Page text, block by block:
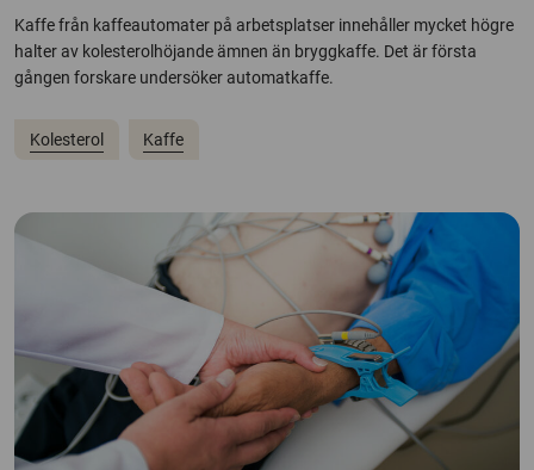
Kaffe från kaffeautomater på arbetsplatser innehåller mycket högre
halter av kolesterolhöjande ämnen än bryggkaffe. Det är första
gången forskare undersöker automatkaffe.
Kolesterol Kaffe